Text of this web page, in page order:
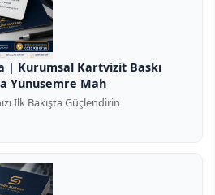
| Kurumsal Kartvizit Baskı
Yunusemre Mah
İlk Bakışta Güçlendirin